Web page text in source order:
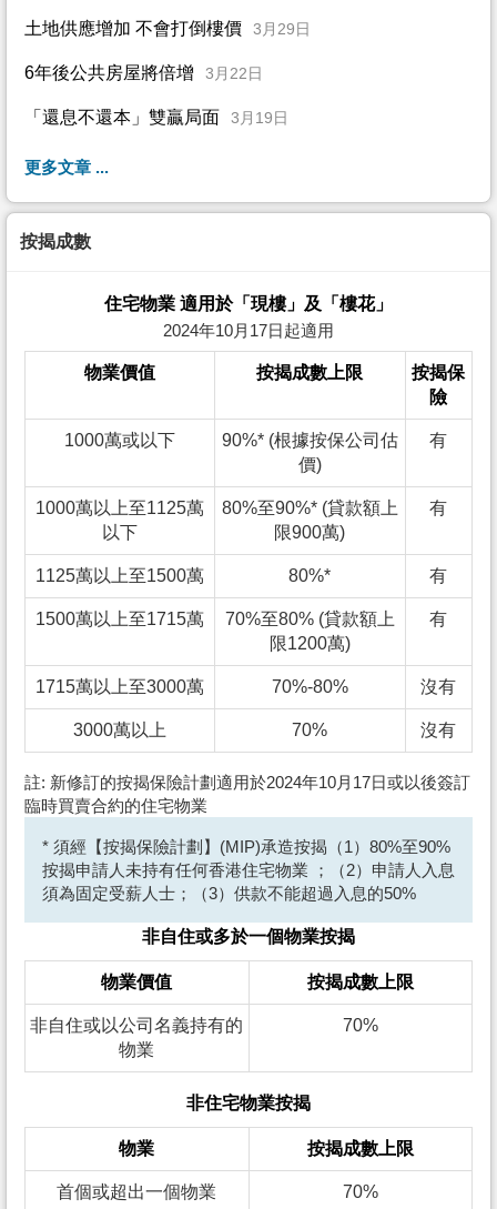
土地供應增加 不會打倒樓價 3月29日
6年後公共房屋將倍增 3月22日
「還息不還本」雙贏局面 3月19日
更多文章 ...
按揭成數
住宅物業 適用於「現樓」及「樓花」
2024年10月17日起適用
物業價值 按揭成數上限
按揭保
險
1000萬或以下
90%* (根據按保公司估
價)
有
1000萬以上至1125萬
以下
80%至90%* (貸款額上
限900萬)
有
1125萬以上至1500萬 80%* 有
1500萬以上至1715萬
70%至80% (貸款額上
限1200萬)
有
1715萬以上至3000萬 70%-80% 沒有
3000萬以上 70% 沒有
註: 新修訂的按揭保險計劃適用於2024年10月17日或以後簽訂
臨時買賣合約的住宅物業
* 須經【按揭保險計劃】(MIP)承造按揭（1）80%至90%
按揭申請人未持有任何香港住宅物業 ；（2）申請人入息
須為固定受薪人士；（3）供款不能超過入息的50%
非自住或多於一個物業按揭
物業價值 按揭成數上限
非自住或以公司名義持有的
物業
70%
非住宅物業按揭
物業 按揭成數上限
首個或超出一個物業 70%